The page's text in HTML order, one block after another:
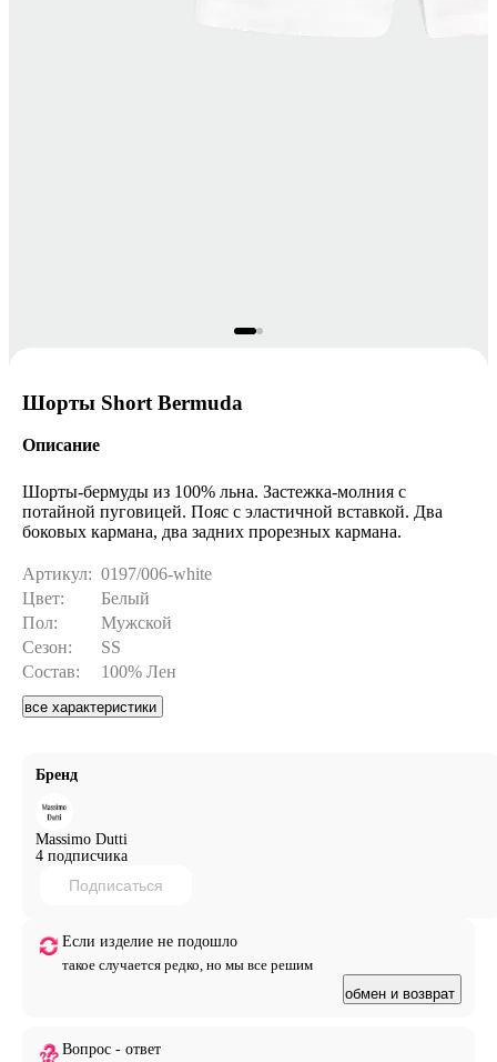
Шорты Short Bermuda
Описание
Шорты-бермуды из 100% льна. Застежка-молния с
потайной пуговицей. Пояс с эластичной вставкой. Два
боковых кармана, два задних прорезных кармана.
Артикул: 0197/006-white
Цвет:
Белый
Пол:
Мужской
Сезон:
SS
Состав:
100% Лен
все характеристики
Бренд
Massimo Dutti
4 подписчика
Подписаться
Если изделие не подошло
такое случается редко, но мы все решим
обмен и возврат
Вопрос - ответ